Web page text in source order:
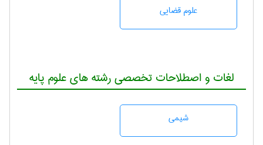
علوم قضایی
لغات و اصطلاحات تخصصی رشته های علوم پایه
شيمی